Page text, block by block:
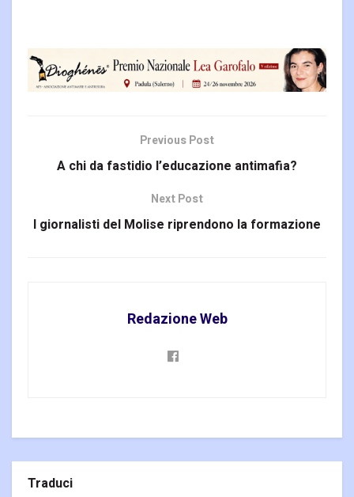
Previous Post
A chi da fastidio l’educazione antimafia?
Next Post
I giornalisti del Molise riprendono la formazione
Redazione Web
Traduci